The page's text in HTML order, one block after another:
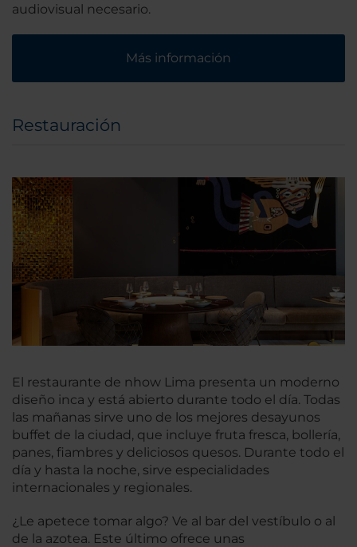
audiovisual necesario.
Más información
Restauración
El restaurante de nhow Lima presenta un moderno
diseño inca y está abierto durante todo el día. Todas
las mañanas sirve uno de los mejores desayunos
buffet de la ciudad, que incluye fruta fresca, bollería,
panes, fiambres y deliciosos quesos. Durante todo el
día y hasta la noche, sirve especialidades
internacionales y regionales.
¿Le apetece tomar algo? Ve al bar del vestíbulo o al
de la azotea. Este último ofrece unas